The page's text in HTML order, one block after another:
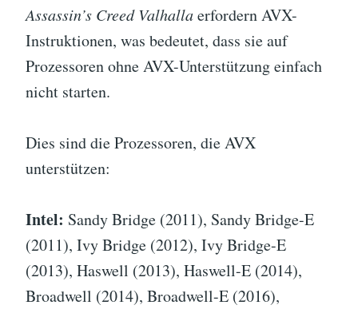
Assassin’s Creed Valhallaerfordern AVX-
Instruktionen, was bedeutet, dass sie auf
Prozessoren ohne AVX-Unterstützung einfach
nicht starten.
Dies sind die Prozessoren, die AVX
unterstützen:
Intel: Sandy Bridge (2011), Sandy Bridge-E
(2011), Ivy Bridge (2012), Ivy Bridge-E
(2013), Haswell (2013), Haswell-E (2014),
Broadwell (2014), Broadwell-E (2016),